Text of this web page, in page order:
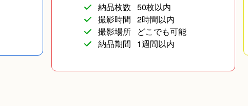
納品枚数 50枚以内
撮影時間 2時間以内
撮影場所
どこでも可能
納品期間
1週間以内